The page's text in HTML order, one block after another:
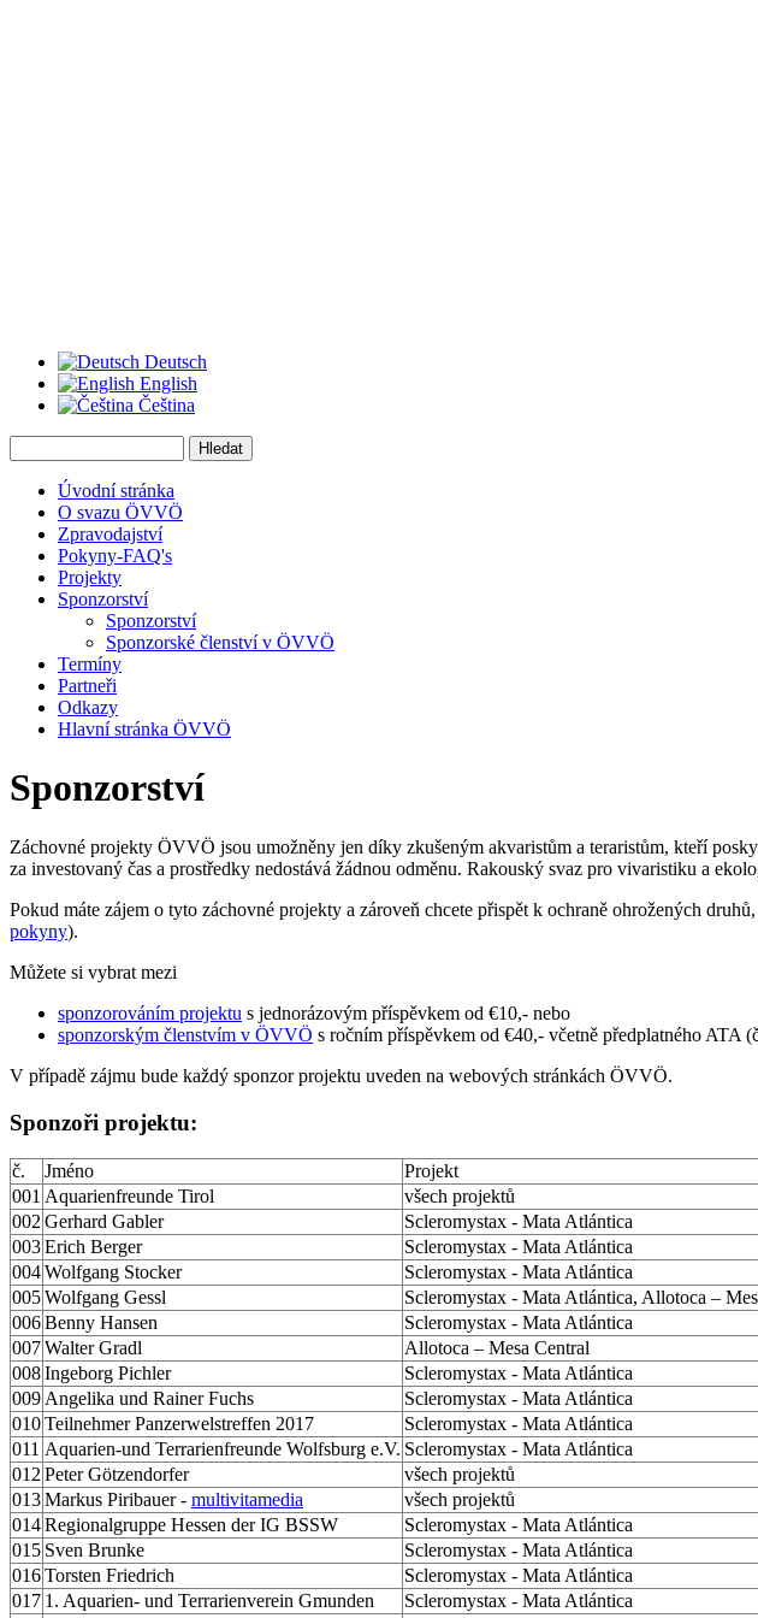
Deutsch
English
Čeština
Vyhledávání
Úvodní stránka
O svazu ÖVVÖ
Zpravodajství
Pokyny-FAQ's
Projekty
Sponzorství
Sponzorství
Sponzorské členství v ÖVVÖ
Termíny
Partneři
Odkazy
Hlavní stránka ÖVVÖ
Sponzorství
Záchovné projekty ÖVVÖ jsou umožněny jen díky zkušeným akvaristům a teraristům, kteří
za investovaný čas a prostředky nedostává žádnou odměnu. Rakouský svaz pro vivaristiku a
Pokud máte zájem o tyto záchovné projekty a zároveň chcete přispět k ochraně ohrožených
pokyny).
Můžete si vybrat mezi
sponzorováním projektu s jednorázovým příspěvkem od €10,- nebo
sponzorským členstvím v ÖVVÖ s ročním příspěvkem od €40,- včetně předplatného ATA
V případě zájmu bude každý sponzor projektu uveden na webových stránkách ÖVVÖ.
Sponzoři projektu:
č. Jméno Projekt
001 Aquarienfreunde Tirol všech projektů
002 Gerhard Gabler Scleromystax - Mata Atlántica
003Erich Berger Scleromystax - Mata Atlántica
004Wolfgang Stocker Scleromystax - Mata Atlántica
005Wolfgang Gessl Scleromystax - Mata Atlántica, Allotoca –
006Benny Hansen Scleromystax - Mata Atlántica
007Walter Gradl Allotoca – Mesa Central
008Ingeborg Pichler Scleromystax - Mata Atlántica
009 Angelika und Rainer Fuchs Scleromystax - Mata Atlántica
010Teilnehmer Panzerwelstreffen 2017 Scleromystax - Mata Atlántica
011 Aquarien-und Terrarienfreunde Wolfsburg e.V. Scleromystax - Mata Atlántica
012 Peter Götzendorfer všech projektů
013Markus Piribauer - multivitamedia všech projektů
014Regionalgruppe Hessen der IG BSSW Scleromystax - Mata Atlántica
015 Sven Brunke Scleromystax - Mata Atlántica
016Torsten Friedrich Scleromystax - Mata Atlántica
017 1. Aquarien- und Terrarienverein Gmunden Scleromystax - Mata Atlántica